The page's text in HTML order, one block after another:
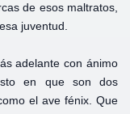
de esos maltratos,
juventud.
adelante con ánimo
en que son dos
el ave fénix. Que